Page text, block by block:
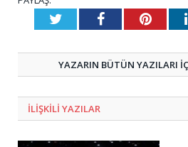
TwitterFacebook
YAZARIN BÜTÜN YAZILARI
ILIŞKILI YAZILAR